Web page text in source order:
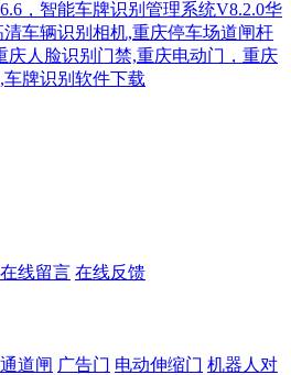
在线留言 在线反馈
道闸 广告门 电动伸缩门 机器人对